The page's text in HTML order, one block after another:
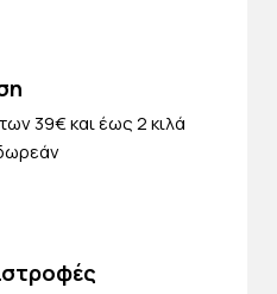
39€ και έως 2 κιλά